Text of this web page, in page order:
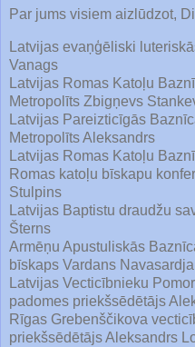
Par jums visiem aizlūdzot,
Latvijas evaņģēliski
Vanags
Latvijas Romas Katoļu
Metropolīts Zbigņevs
Latvijas Pareizticīgās
Metropolīts Aleksandrs
Latvijas Romas Katoļu
Romas katoļu bīskapu
Stulpins
Latvijas Baptistu draudžu
Šterns
Armēņu Apustuliskās
bīskaps Vardans
Latvijas Vecticībnieku
padomes priekšsēdētājs
Rīgas Grebenščikova
priekšsēdētājs Aleksandrs